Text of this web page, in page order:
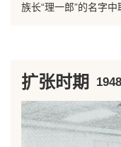
族长“理一郎”的名字中
扩张时期